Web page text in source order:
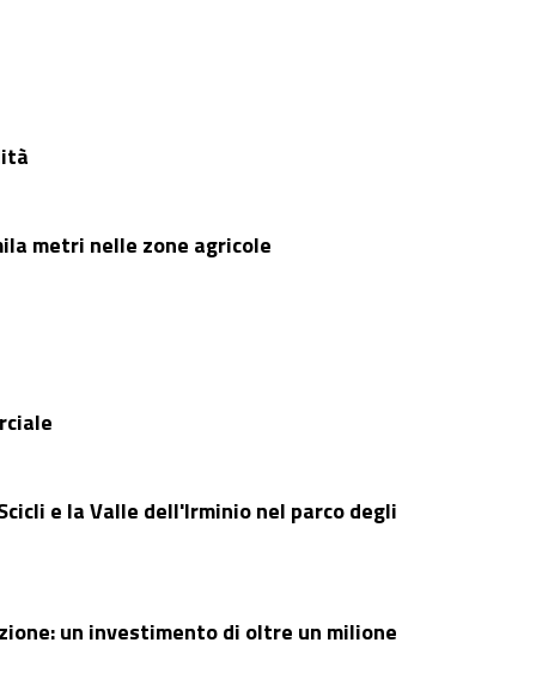
metri nelle zone agricole
e la Valle dell'Irminio nel parco degli
un investimento di oltre un milione